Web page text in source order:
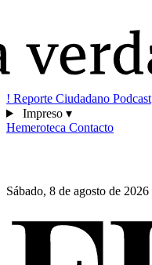
! Reporte Ciudadano Podcast
Impreso ▾
Hemeroteca Contacto
Sábado, 8 de agosto de 2026